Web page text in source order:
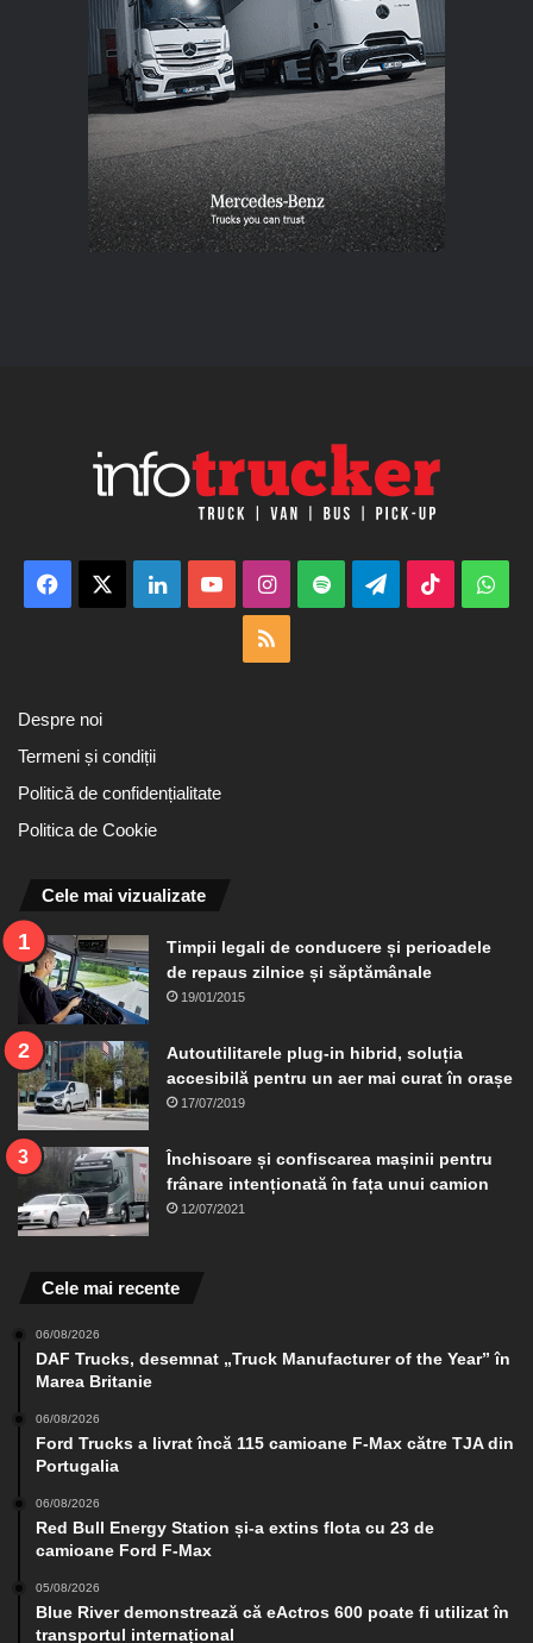
Facebook LinkedInYouTubeInstagram
Spotify TelegramTikTok
Despre noi
Termeni și condiții
Politică de confidențialitate
Politica de Cookie
Cele mai vizualizate
Timpii legali de conducere și perioadele
de repaus zilnice și săptămânale
19/01/2015
Autoutilitarele plug-in hibrid, soluția
accesibilă pentru un aer mai curat în orașe
17/07/2019
Închisoare și confiscarea mașinii pentru
frânare intenționată în fața unui camion
12/07/2021
Cele mai recente
06/08/2026
DAF Trucks, desemnat „Truck Manufacturer of the Year” în
Marea Britanie
06/08/2026
Ford Trucks a livrat încă 115 camioane F-Max către TJA din
Portugalia
06/08/2026
Red Bull Energy Station și-a extins flota cu 23 de
camioane Ford F-Max
05/08/2026
Blue River demonstrează că eActros 600 poate fi utilizat în
transportul internațional